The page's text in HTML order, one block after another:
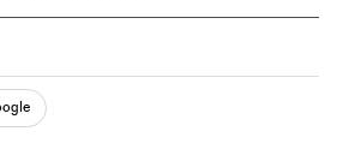
Twitter
Redes Sociales